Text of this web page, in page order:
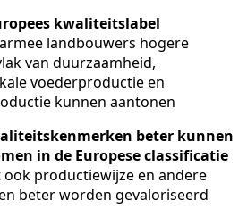
kwaliteitslabel
landbouwers hogere
van duurzaamheid,
voederproductie en
kunnen aantonen
beter kunnen
in de Europese classificatie
ook productiewijze en andere
beter worden gevaloriseerd